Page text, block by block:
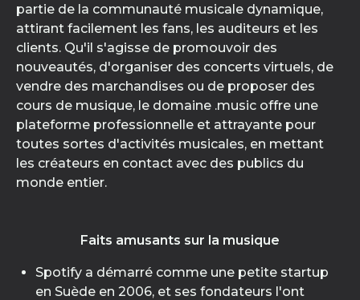
partie de la communauté musicale dynamique,
attirant facilement les fans, les auditeurs et les
clients. Qu'il s'agisse de promouvoir des
nouveautés, d'organiser des concerts virtuels, de
vendre des marchandises ou de proposer des
cours de musique, le domaine .music offre une
plateforme professionnelle et attrayante pour
toutes sortes d'activités musicales, en mettant
les créateurs en contact avec des publics du
monde entier.
Faits amusants sur la musique
Spotify a démarré comme une petite startup
en Suède en 2006, et ses fondateurs l'ont